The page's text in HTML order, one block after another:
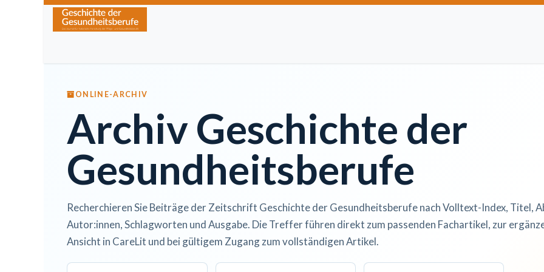
Zum Inhalt springen
ONLINE-ARCHIV
Archiv Geschichte der
Gesundheitsberufe
Recherchieren Sie Beiträge der Zeitschrift Geschichte der Gesundheitsberufe nach Volltext-Index, Titel,
Autor:innen, Schlagworten und Ausgabe. Die Treffer führen direkt zum passenden Fachartikel, zur
Ansicht in CareLit und bei gültigem Zugang zum vollständigen Artikel.